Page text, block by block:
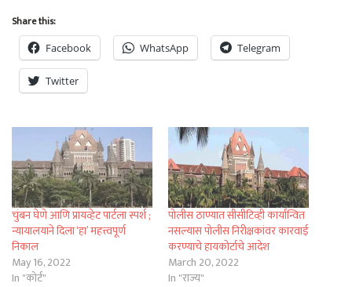
Share this:
Facebook WhatsApp Telegram
Twitter
चुंबन घेणे आणि प्रायव्हेट पार्टला स्पर्श ;
न्यायालयाने दिला ‘हा’ महत्त्वपूर्ण
निकाल
May 16, 2022
In "कोर्ट"
पोलीस ठाण्यात सीसीटिव्ही कार्यान्वित
नसल्यास पोलीस निरीक्षकांवर कारवाई
करण्याचे हायकोर्टाचे आदेश
March 20, 2022
In "राज्य"